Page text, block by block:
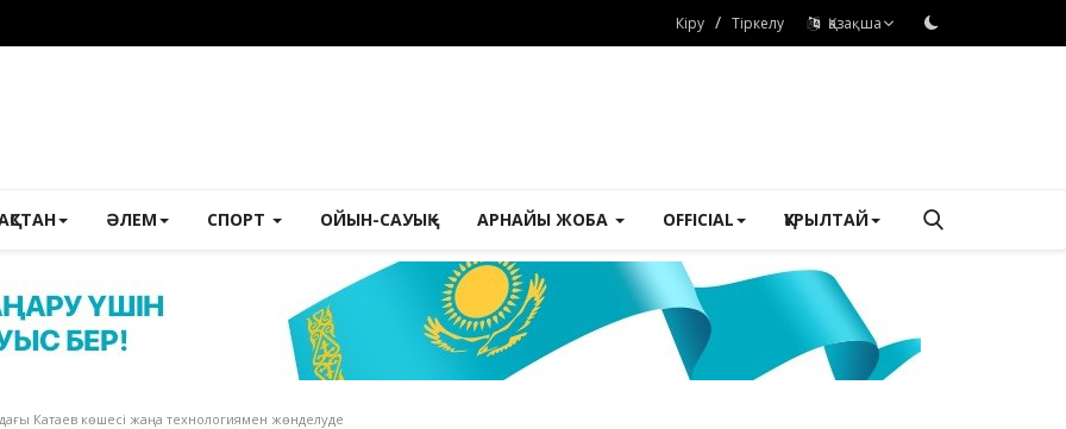
Кіру / Тіркелу Қазақша
ӘЛЕМ СПОРТ ОЙЫН-САУЫҚ АРНАЙЫ ЖОБА OFFICIAL ҚҰРЫЛТАЙ
Катаев көшесі жаңа технологиямен жөнделуде